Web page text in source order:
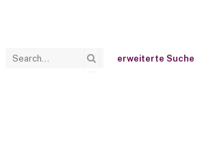
erweiterte Suche